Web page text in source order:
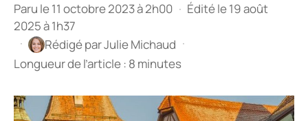
Paru le 11 octobre 2023 à 2h00 · Édité le 19 août
2025 à 1h37
·
Rédigé parJulie Michaud ·
Longueur de l’article : 8 minutes